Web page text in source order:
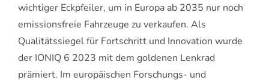
wichtiger Eckpfeiler, um in Europa ab 2035 nur noch
emissionsfreie Fahrzeuge zu verkaufen. Als
Qualitätssiegel für Fortschritt und Innovation wurde
der IONIQ 6 2023 mit dem goldenen Lenkrad
prämiert. Im europäischen Forschungs- und